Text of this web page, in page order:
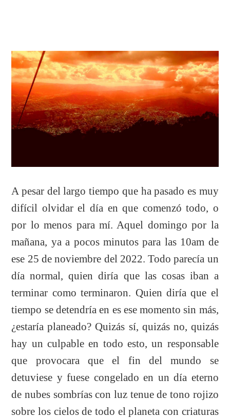
A pesar del largo tiempo que ha pasado es muy
difícil olvidar el día en que comenzó todo, o
por lo menos para mí. Aquel domingo por la
mañana, ya a pocos minutos para las 10am de
ese 25 de noviembre del 2022. Todo parecía un
día normal, quien diría que las cosas iban a
terminar como terminaron. Quien diría que el
tiempo se detendría en es ese momento sin más,
¿estaría planeado? Quizás sí, quizás no, quizás
hay un culpable en todo esto, un responsable
que provocara que el fin del mundo se
detuviese y fuese congelado en un día eterno
de nubes sombrías con luz tenue de tono rojizo
sobre los cielos de todo el planeta con criaturas